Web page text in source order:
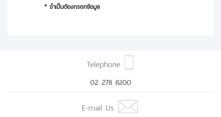
* จำเป็นต้องกรอกข้อมูล
Telephone
02 278 8200
E-mail Us